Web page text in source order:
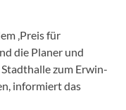
‚Preis für
die Planer und
zum Erwin-
informiert das